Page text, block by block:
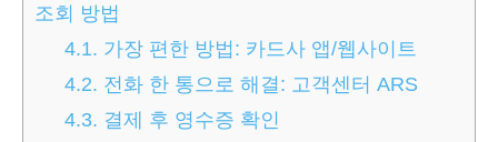
조회 방법
4.1. 가장 편한 방법: 카드사 앱/웹사이트
4.2. 전화 한 통으로 해결: 고객센터 ARS
4.3. 결제 후 영수증 확인